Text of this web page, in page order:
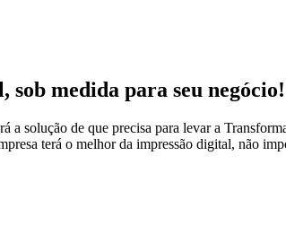
medida para seu negócio!
solução de que precisa para levar a
terá o melhor da impressão digital, não